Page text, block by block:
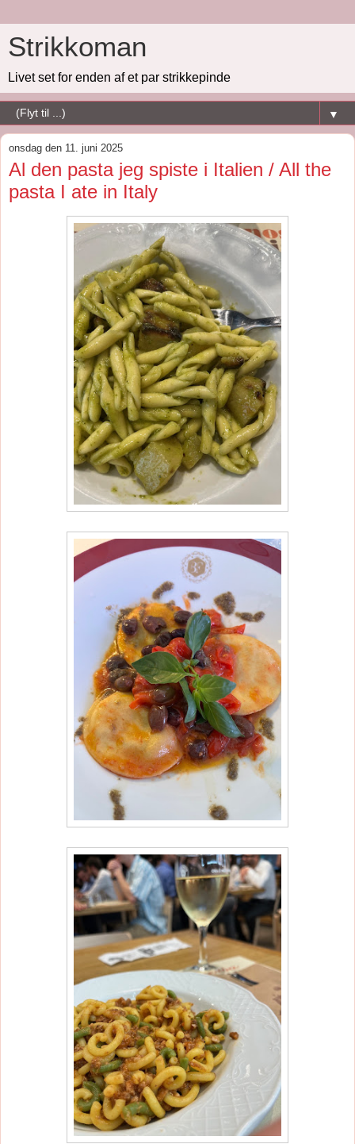
Strikkoman
Livet set for enden af et par strikkepinde
▼
onsdag den 11. juni 2025
Al den pasta jeg spiste i Italien / All the
pasta I ate in Italy